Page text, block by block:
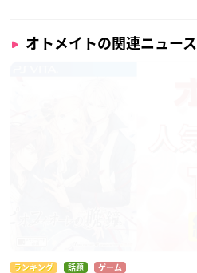
オトメイトの関連ニュー
ランキング 話題 ゲーム